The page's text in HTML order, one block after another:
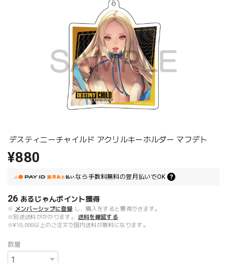
デスティニーチャイルド アクリルキーホルダー マフデト
¥880
なら 手数料無料の翌月払いでOK
26 あるじゃんポイント獲得
※ メンバーシップに登録 し、購入をすると獲得できます。
※別途送料がかかります。
送料を確認する
※¥10,000以上のご注文で国内送料が無料になります。
数量